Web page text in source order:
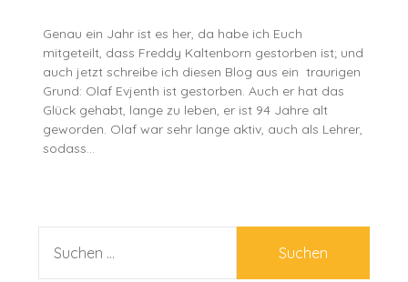
Genau ein Jahr ist es her, da habe ich Euch
mitgeteilt, dass Freddy Kaltenborn gestorben ist; und
auch jetzt schreibe ich diesen Blog aus ein traurigen
Grund: Olaf Evjenth ist gestorben. Auch er hat das
Glück gehabt, lange zu leben, er ist 94 Jahre alt
geworden. Olaf war sehr lange aktiv, auch als Lehrer,
sodass…
NACH: